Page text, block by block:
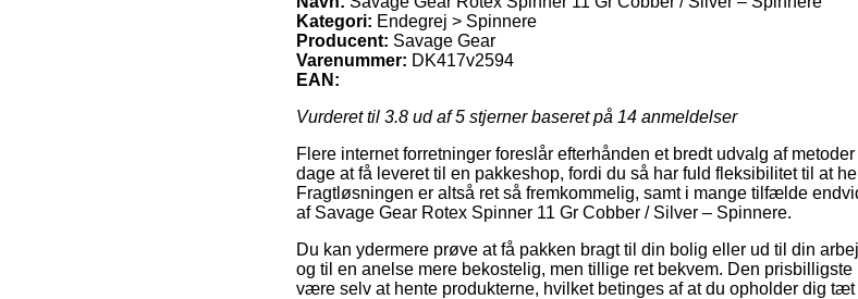
Kategori: Endegrej > Spinnere
Producent: Savage Gear
Varenummer: DK417v2594
EAN:
Vurderet til 3.8 ud af 5 stjerner baseret på 14 anmeldelser
Flere internet forretninger foreslår efterhånden et bredt udvalg af
dage at få leveret til en pakkeshop, fordi du så har fuld fleksibilitet til at
Fragtløsningen er altså ret så fremkommelig, samt i mange tilfælde
af Savage Gear Rotex Spinner 11 Gr Cobber / Silver – Spinnere.
Du kan ydermere prøve at få pakken bragt til din bolig eller ud til din
og til en anelse mere bekostelig, men tillige ret bekvem. Den
være selv at hente produkterne, hvilket betinges af at du opholder dig